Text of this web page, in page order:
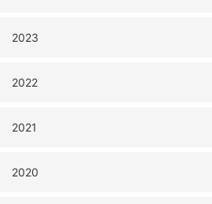
2023
2022
2021
2020